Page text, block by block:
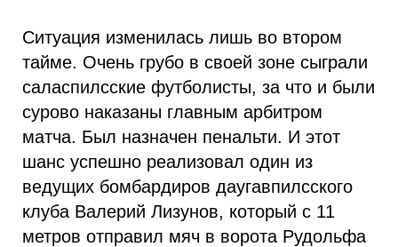
Ситуация изменилась лишь во втором
тайме. Очень грубо в своей зоне сыграли
саласпилсские футболисты, за что и были
сурово наказаны главным арбитром
матча. Был назначен пенальти. И этот
шанс успешно реализовал один из
ведущих бомбардиров даугавпилсского
клуба Валерий Лизунов, который с 11
метров отправил мяч в ворота Рудольфа